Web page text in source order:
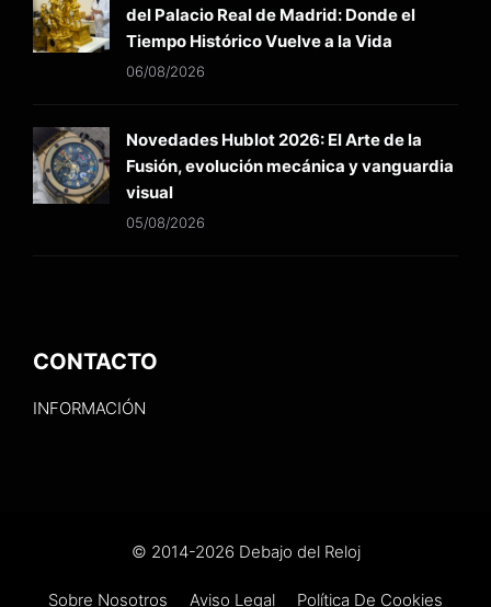
del Palacio Real de Madrid: Donde el
Tiempo Histórico Vuelve a la Vida
06/08/2026
Novedades Hublot 2026: El Arte de la
Fusión, evolución mecánica y vanguardia
visual
05/08/2026
CONTACTO
INFORMACIÓN
© 2014-2026 Debajo del Reloj
Sobre Nosotros Aviso Legal Política De Cookies